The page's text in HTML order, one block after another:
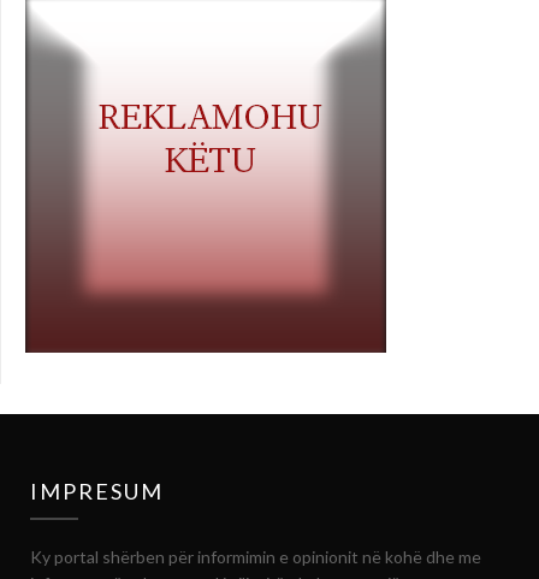
IMPRESUM
Ky portal shërben për informimin e opinionit në kohë dhe me